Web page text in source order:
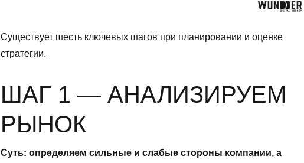
Существует шесть ключевых шагов при планировании и оценке
стратегии.
ШАГ 1 — АНАЛИЗИРУЕМ
РЫНОК
Суть: определяем сильные и слабые стороны компании, а